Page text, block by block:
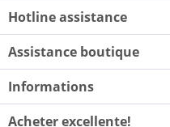
Hotline assistance
Assistance boutique
Informations
Acheter excellente!